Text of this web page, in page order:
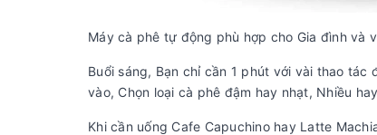
Máy cà phê tự động phù hợp cho Gia đình và
Buổi sáng, Bạn chỉ cần 1 phút với vài thao
vào, Chọn loại cà phê đậm hay nhạt, Nhiều
Khi cần uống Cafe Capuchino hay Latte